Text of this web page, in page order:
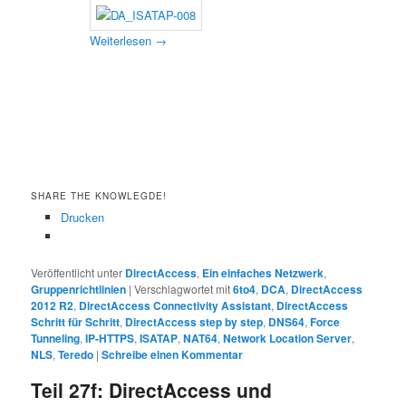
Weiterlesen →
SHARE THE KNOWLEGDE!
Drucken
Veröffentlicht unter DirectAccess, Ein einfaches Netzwerk,
Gruppenrichtlinien |Verschlagwortet mit6to4, DCA, DirectAccess
2012 R2, DirectAccess Connectivity Assistant, DirectAccess
Schritt für Schritt, DirectAccess step by step, DNS64,Force
Tunneling,IP-HTTPS,ISATAP,NAT64,Network Location Server,
NLS,Teredo |Schreibe einen Kommentar
Teil 27f: DirectAccess und